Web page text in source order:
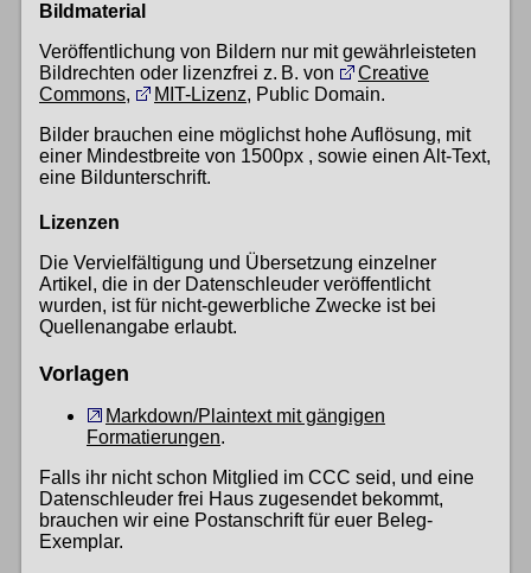
Bildmaterial
Veröffentlichung von Bildern nur mit gewährleisteten
Bildrechten oder lizenzfrei z. B. von
Creative
Commons, MIT-Lizenz, Public Domain.
Bilder brauchen eine möglichst hohe Auflösung, mit
einer Mindestbreite von 1500px , sowie einen Alt-Text,
eine Bildunterschrift.
Lizenzen
Die Vervielfältigung und Übersetzung einzelner
Artikel, die in der Datenschleuder veröffentlicht
wurden, ist für nicht-gewerbliche Zwecke ist bei
Quellenangabe erlaubt.
Vorlagen
Markdown/Plaintext mit gängigen
Formatierungen.
Falls ihr nicht schon Mitglied im CCC seid, und eine
Datenschleuder frei Haus zugesendet bekommt,
brauchen wir eine Postanschrift für euer Beleg-
Exemplar.